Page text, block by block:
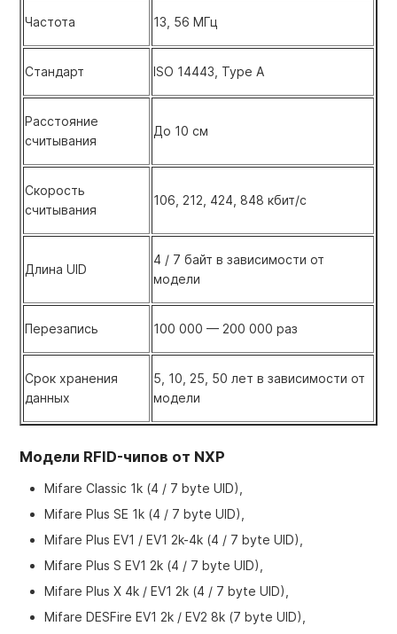
Частота 13, 56 МГц
Стандарт ISO 14443, Type A
Расстояние
считывания
До 10 см
Скорость
считывания
106, 212, 424, 848 кбит/с
Длина UID
4 / 7 байт в зависимости от
модели
Перезапись 100 000 — 200 000 раз
Срок хранения
данных
5, 10, 25, 50 лет в зависимости от
модели
Модели RFID-чипов от NXP
Mifare Classic 1k (4 / 7 byte UID),
Mifare Plus SE 1k (4 / 7 byte UID),
Mifare Plus EV1 / EV1 2k-4k (4 / 7 byte UID),
Mifare Plus S EV1 2k (4 / 7 byte UID),
Mifare Plus X 4k / EV1 2k (4 / 7 byte UID),
Mifare DESFire EV1 2k / EV2 8k (7 byte UID),